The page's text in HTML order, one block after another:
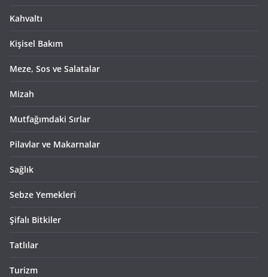
Kahvaltı
Kişisel Bakım
Meze, Sos ve Salatalar
Mizah
Mutfağımdaki Sırlar
Pilavlar ve Makarnalar
Sağlık
Sebze Yemekleri
Şifalı Bitkiler
Tatlılar
Turizm